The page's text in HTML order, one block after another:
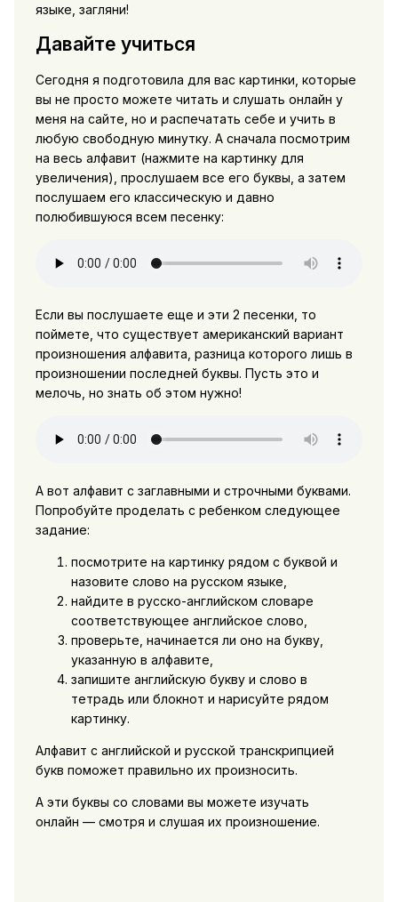
языке, загляни!
Давайте учиться
Сегодня я подготовила для вас картинки, которые
вы не просто можете читать и слушать онлайн у
меня на сайте, но и распечатать себе и учить в
любую свободную минутку. А сначала посмотрим
на весь алфавит (нажмите на картинку для
увеличения), прослушаем все его буквы, а затем
послушаем его классическую и давно
полюбившуюся всем песенку:
Если вы послушаете еще и эти 2 песенки, то
поймете, что существует американский вариант
произношения алфавита, разница которого лишь в
произношении последней буквы. Пусть это и
мелочь, но знать об этом нужно!
А вот алфавит с заглавными и строчными буквами.
Попробуйте проделать с ребенком следующее
задание:
посмотрите на картинку рядом с буквой и
назовите слово на русском языке,
найдите в русско-английском словаре
соответствующее английское слово,
проверьте, начинается ли оно на букву,
указанную в алфавите,
запишите английскую букву и слово в
тетрадь или блокнот и нарисуйте рядом
картинку.
Алфавит с английской и русской транскрипцией
букв поможет правильно их произносить.
А эти буквы со словами вы можете изучать
онлайн — смотря и слушая их произношение.